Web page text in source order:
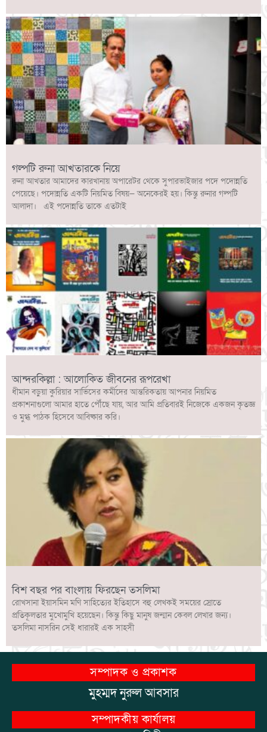
গল্পটি রুনা আখতারকে নিয়ে
রুনা আখতার আমাদের কারখানায় অপারেটর থেকে সুপারভাইজার পদে পদোন্নতি
পেয়েছে। পদোন্নতি একটি নিয়মিত বিষয়— অনেকেরই হয়। কিন্তু রুনার গল্পটি
আলাদা। এই পদোন্নতি তাকে এতটাই
আন্দরকিল্লা : আলোকিত জীবনের রূপরেখা
ধীমান বড়ুয়া কুরিয়ার সার্ভিসের কর্মীদের আন্তরিকতায় আপনার নিয়মিত
প্রকাশনাগুলো আমার হাতে পৌঁছে যায়, আর আমি প্রতিবারই নিজেকে একজন কৃতজ্ঞ
ও মুগ্ধ পাঠক হিসেবে আবিষ্কার করি।
বিশ বছর পর বাংলায় ফিরছেন তসলিমা
রোখসানা ইয়াসমিন মণি সাহিত্যের ইতিহাসে বহু লেখকই সময়ের স্রোতে
প্রতিকূলতার মুখোমুখি হয়েছেন। কিন্তু কিছু মানুষ জন্মান কেবল লেখার জন্য।
তসলিমা নাসরিন সেই ধারারই এক সাহসী
সম্পাদক ও প্রকাশক
মুহম্মদ নুরুল আবসার
সম্পাদকীয় কার্যালয়